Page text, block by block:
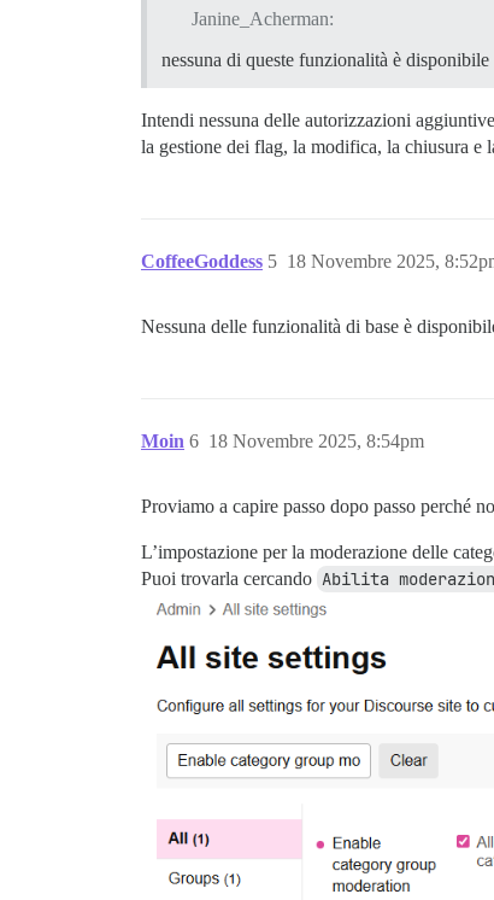
Janine_Acherman:
nessuna di queste funzionalità è disponibile
Intendi nessuna delle autorizzazioni
la gestione dei flag, la modifica, la chiusura e
CoffeeGoddess 18 Novembre 2025,
5
Nessuna delle funzionalità di base è
Moin 18 Novembre 2025, 8:54pm
6
Proviamo a capire passo dopo passo perché
L’impostazione per la moderazione delle
Puoi trovarla cercando Abilita